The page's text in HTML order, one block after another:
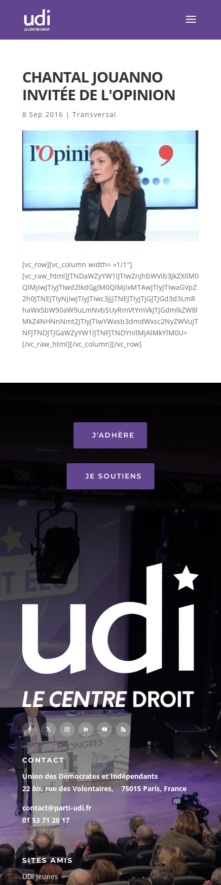
CHANTAL JOUANNO
INVITÉE DE L'OPINION
8 Sep 2016 | Transversal
[vc_row][vc_column width= »1/1″]
[vc_raw_html]JTNDaWZyYW1lJTIwZnJhbWVib3JkZXIlM0
QlMjIwJTIyJTIwd2lkdGglM0QlMjIxMTAwJTIyJTIwaGVpZ
2h0JTNEJTIyNjIwJTIyJTIwc3JjJTNEJTIyJTJGJTJGd3d3LmR
haWx5bW90aW9uLmNvbSUyRmVtYmVkJTJGdmlkZW8l
MkZ4NHNnNmt2JTIyJTIwYWxsb3dmdWxsc2NyZWVuJT
NFJTNDJTJGaWZyYW1lJTNFJTNDYnIlMjAlMkYlM0U=
[/vc_raw_html][/vc_column][/vc_row]
J'ADHÈRE
JE SOUTIENS
CONTACT
Union des Démocrates et Indépendants
22 bis, rue des Volontaires, 75015 Paris, France
contact@parti-udi.fr
01 53 71 20 17
SITES AMIS
UDI Jeunes